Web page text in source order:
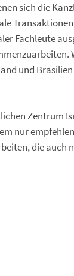
sich die
Fachleute
und
Zentrum
nur
die auch